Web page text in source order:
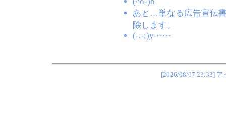
あと…単なる広告宣伝
除します。
(-.-;)y-~~~
[2026/08/07 23:33]